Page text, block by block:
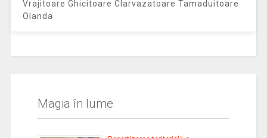
Vrajitoare Ghicitoare Clarvazatoare Tamaduitoare
Olanda
Magia în lume